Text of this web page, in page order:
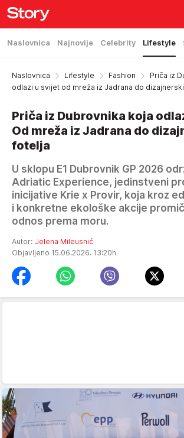
Naslovnica Najnovije Celebrity Lifestyle
Naslovnica Lifestyle Fashion
Priča iz
odlazi u svijet od mreža iz Jadrana do
Priča iz Dubrovnika koja
Od mreža iz Jadrana do
fotelja
U sklopu E1 Dubrovnik GP 2026
Adriatic Experience, jedinstveni
inicijative Krie x Provir, koja kroz
i konkretne ekološke akcije
odnos prema moru.
Autor: Jelena Mileusnić
Objavljeno 15.06.2026. 13:20h